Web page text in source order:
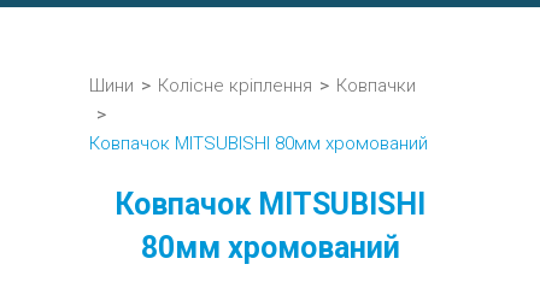
Шини > Колісне кріплення > Ковпачки
>
Ковпачок MITSUBISHI 80мм хромований
Ковпачок MITSUBISHI
80мм хромований